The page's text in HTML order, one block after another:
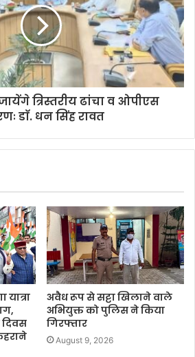
त्रिस्तरीय ढांचा व ओपीएस
डाॅ. धन सिंह रावत
यात्रा
दिवस
अवैध रूप से सट्टा खिलाने वाले
अभियुक्त को पुलिस ने किया
गिरफ्तार
August 9, 2026